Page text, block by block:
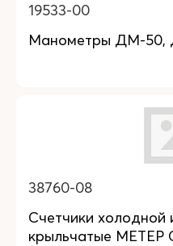
19533-00
Манометры ДМ-50,
38760-08
Счетчики холодной
крыльчатые МЕТЕР